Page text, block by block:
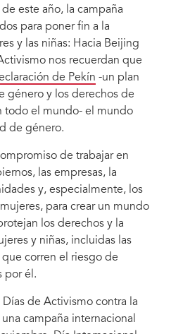
este año, la campaña
para poner fin a la
y las niñas: Hacia Beijing
nos recuerdan que
de Pekín -un plan
género y los derechos de
todo el mundo- el mundo
de género.
de trabajar en
las empresas, la
y, especialmente, los
para crear un mundo
los derechos y la
y niñas, incluidas las
corren el riesgo de
por él.
Días de Activismo contra la
campaña internacional